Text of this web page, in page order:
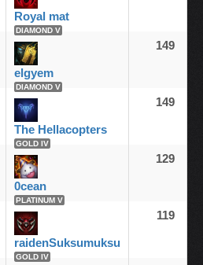
Royal mat
DIAMOND V
elgyem
DIAMOND V
149
The Hellacopters
GOLD IV
149
0cean
PLATINUM V
129
raidenSuksumuksu
GOLD IV
119